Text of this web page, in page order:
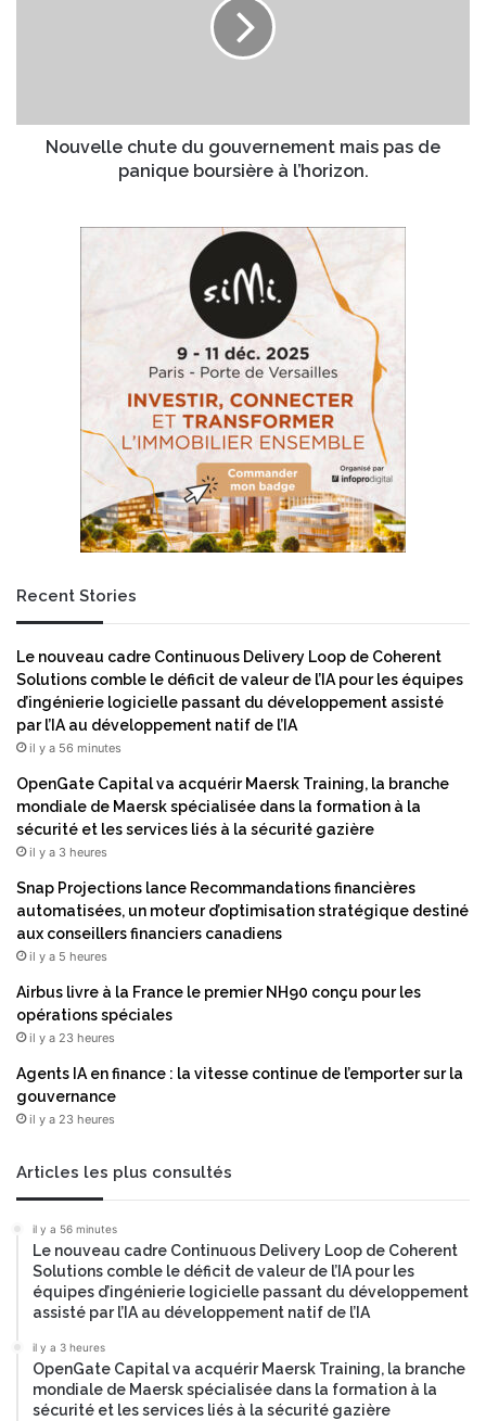
boursière
Nouvelle chute du gouvernement mais pas de
panique boursière à l’horizon.
Recent Stories
Le nouveau cadre Continuous Delivery Loop de Coherent
Solutions comble le déficit de valeur de l’IA pour les équipes
d’ingénierie logicielle passant du développement assisté
par l’IA au développement natif de l’IA
il y a 56 minutes
OpenGate Capital va acquérir Maersk Training, la branche
mondiale de Maersk spécialisée dans la formation à la
sécurité et les services liés à la sécurité gazière
il y a 3 heures
Snap Projections lance Recommandations financières
automatisées, un moteur d’optimisation stratégique destiné
aux conseillers financiers canadiens
il y a 5 heures
Airbus livre à la France le premier NH90 conçu pour les
opérations spéciales
il y a 23 heures
Agents IA en finance : la vitesse continue de l’emporter sur la
gouvernance
il y a 23 heures
Articles les plus consultés
il y a 56 minutes
Le nouveau cadre Continuous Delivery Loop de Coherent
Solutions comble le déficit de valeur de l’IA pour les
équipes d’ingénierie logicielle passant du développement
assisté par l’IA au développement natif de l’IA
il y a 3 heures
OpenGate Capital va acquérir Maersk Training, la branche
mondiale de Maersk spécialisée dans la formation à la
sécurité et les services liés à la sécurité gazière